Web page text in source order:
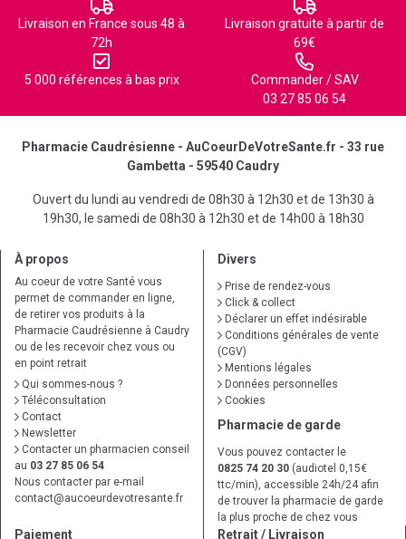
Livraison en France sous 48 à
72h
Livraison gratuite à partir de
69€
5 000 références à bas prix
Commander / SAV
03 27 85 06 54
Pharmacie Caudrésienne - AuCoeurDeVotreSante.fr - 33 rue
Gambetta - 59540 Caudry
Ouvert du lundi au vendredi de 08h30 à 12h30 et de 13h30 à
19h30, le samedi de 08h30 à 12h30 et de 14h00 à 18h30
À propos
Au coeur de votre Santé vous
permet de commander en ligne,
de retirer vos produits à la
Pharmacie Caudrésienne à Caudry
ou de les recevoir chez vous ou
en point retrait
Qui sommes-nous ?
Téléconsultation
Contact
Newsletter
Contacter un pharmacien conseil
au 03 27 85 06 54
Nous contacter par e-mail
contact@aucoeurdevotresante.fr
Divers
Prise de rendez-vous
Click & collect
Déclarer un effet indésirable
Conditions générales de vente
(CGV)
Mentions légales
Données personnelles
Cookies
Pharmacie de garde
Vous pouvez contacter le
0825 74 20 30 (audiotel 0,15€
ttc/min), accessible 24h/24 afin
de trouver la pharmacie de garde
la plus proche de chez vous
Paiement Retrait / Livraison